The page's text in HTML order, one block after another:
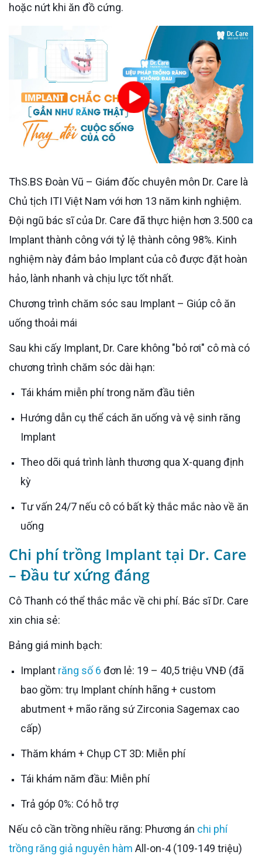
hoặc nứt khi ăn đồ cứng.
ThS.BS Đoàn Vũ – Giám đốc chuyên môn Dr. Care là
Chủ tịch ITI Việt Nam với hơn 13 năm kinh nghiệm.
Đội ngũ bác sĩ của Dr. Care đã thực hiện hơn 3.500 ca
Implant thành công với tỷ lệ thành công 98%. Kinh
nghiệm này đảm bảo Implant của cô được đặt hoàn
hảo, lành nhanh và chịu lực tốt nhất.
Chương trình chăm sóc sau Implant – Giúp cô ăn
uống thoải mái
Sau khi cấy Implant, Dr. Care không "bỏ rơi" cô mà có
chương trình chăm sóc dài hạn:
Tái khám miễn phí trong năm đầu tiên
Hướng dẫn cụ thể cách ăn uống và vệ sinh răng
Implant
Theo dõi quá trình lành thương qua X-quang định
kỳ
Tư vấn 24/7 nếu cô có bất kỳ thắc mắc nào về ăn
uống
Chi phí trồng Implant tại Dr. Care
– Đầu tư xứng đáng
Cô Thanh có thể thắc mắc về chi phí. Bác sĩ Dr. Care
xin chia sẻ:
Bảng giá minh bạch:
Implant răng số 6 đơn lẻ: 19 – 40,5 triệu VNĐ (đã
bao gồm: trụ Implant chính hãng + custom
abutment + mão răng sứ Zirconia Sagemax cao
cấp)
Thăm khám + Chụp CT 3D: Miễn phí
Tái khám năm đầu: Miễn phí
Trả góp 0%: Có hỗ trợ
Nếu cô cần trồng nhiều răng: Phương án chi phí
trồng răng giả nguyên hàm All-on-4 (109-149 triệu)